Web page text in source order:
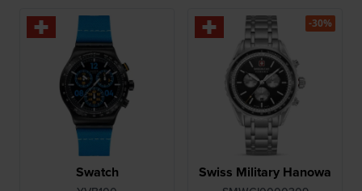
Swatch Swiss Military Hanowa
-30%